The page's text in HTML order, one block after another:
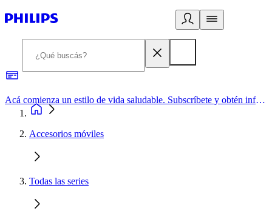
Acá comienza un estilo de vida saludable. Subscríbete y obtén información de primera mano
Accesorios móviles
Todas las series